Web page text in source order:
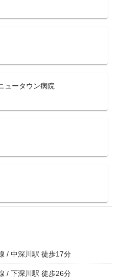
ュータウン病院
/ 中深川駅 徒歩17分
/ 下深川駅 徒歩26分